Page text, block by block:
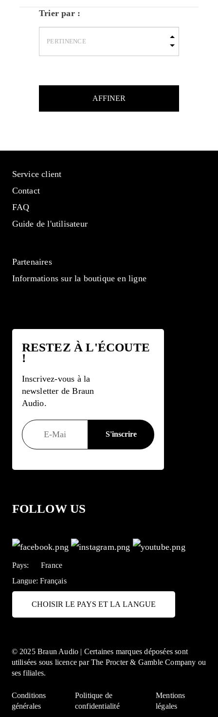
Trier par :
AFFINER
Service client
Contact
FAQ
Guide de l'utilisateur
Partenaires
Informations sur la boutique en ligne
RESTEZ À L'ÉCOUTE
!
Inscrivez-vous à la
newsletter de Braun
Audio.
FOLLOW US
Pays:
France
Langue:Français
CHOISIR LE PAYS ET LA LANGUE
© 2025 Braun Audio | Certaines marques déposées sont
utilisées sous licence par The Procter & Gamble Company ou
ses filiales.
Conditions
générales
Politique de
confidentialité
Mentions
légales